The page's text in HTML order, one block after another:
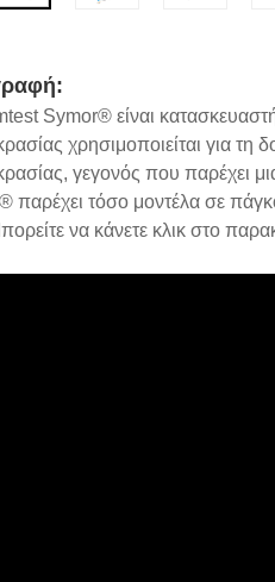
Symor® είναι
χρησιμοποιείται για
γεγονός που παρέχει
παρέχει τόσο μοντέλα σε
να κάνετε κλικ στο